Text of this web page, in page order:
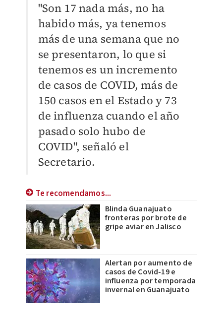
"Son 17 nada más, no ha
habido más, ya tenemos
más de una semana que no
se presentaron, lo que si
tenemos es un incremento
de casos de COVID, más de
150 casos en el Estado y 73
de influenza cuando el año
pasado solo hubo de
COVID", señaló el
Secretario.
Te recomendamos...
Blinda Guanajuato
fronteras por brote de
gripe aviar en Jalisco
Alertan por aumento de
casos de Covid-19 e
influenza por temporada
invernal en Guanajuato